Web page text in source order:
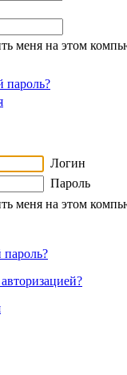
меня на этом
пароль?
Логин
Пароль
меня на этом